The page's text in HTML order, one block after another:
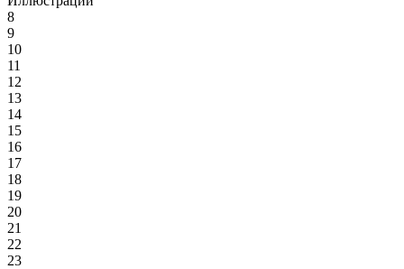
8
9
10
11
12
13
14
15
16
17
18
19
20
21
22
23